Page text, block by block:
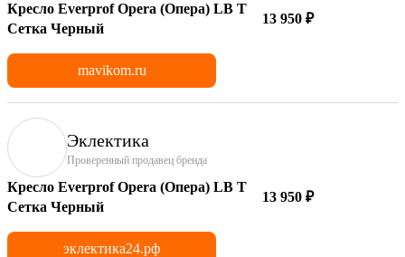
Кресло Everprof Opera (Опера) LB T
Сетка Черный
13 950 ₽
mavikom.ru
Эклектика
Проверенный продавец бренда
Кресло Everprof Opera (Опера) LB T
Сетка Черный
13 950 ₽
эклектика24.рф